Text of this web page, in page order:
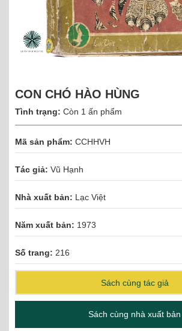
CON CHÓ HÀO HÙNG
Tình trạng: Còn 1 ấn phẩm
Mã sản phẩm: CCHHVH
Tác giả: Vũ Hạnh
Nhà xuất bản: Lạc Việt
Năm xuất bản: 1973
Số trang: 216
Sách cùng tác giả
Sách cùng nhà xuất bản